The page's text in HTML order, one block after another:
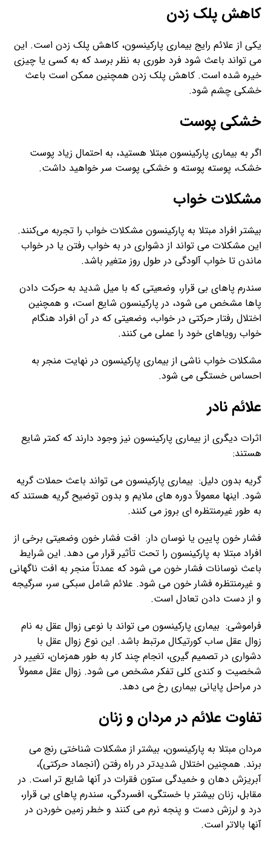
کاهش پلک زدن
یکی از علائم رایج بیماری پارکینسون، کاهش پلک زدن است. این
می تواند باعث شود فرد طوری به نظر برسد که به کسی یا چیزی
خیره شده است. کاهش پلک زدن همچنین ممکن است باعث
خشکی چشم شود.
خشکی پوست
اگر به بیماری پارکینسون مبتلا هستید، به احتمال زیاد پوست
خشک، پوسته پوسته و خشکی پوست سر خواهید داشت.
مشکلات خواب
بیشتر افراد مبتلا به پارکینسون مشکلات خواب را تجربه می‌کنند.
این مشکلات می تواند از دشواری در به خواب رفتن یا در خواب
ماندن تا خواب آلودگی در طول روز متغیر باشد.
سندرم پاهای بی قرار، وضعیتی که با میل شدید به حرکت دادن
پاها مشخص می شود، در پارکینسون شایع است، و همچنین
اختلال رفتار حرکتی در خواب، وضعیتی که در آن افراد هنگام
خواب رویاهای خود را عملی می کنند.
مشکلات خواب ناشی از بیماری پارکینسون در نهایت منجر به
احساس خستگی می شود.
علائم نادر
اثرات دیگری از بیماری پارکینسون نیز وجود دارند که کمتر شایع
هستند:
گریه بدون دلیل: بیماری پارکینسون می تواند باعث حملات گریه
شود. اینها معمولاً دوره های ملایم و بدون توضیح گریه هستند که
به طور غیرمنتظره ای بروز می کنند.
فشار خون پایین یا نوسان دار: افت فشار خون وضعیتی برخی از
افراد مبتلا به پارکینسون را تحت تأثیر قرار می دهد. این شرایط
باعث نوسانات فشار خون می شود که عمدتاً منجر به افت ناگهانی
و غیرمنتظره فشار خون می شود. علائم شامل سبکی سر، سرگیجه
و از دست دادن تعادل است.
فراموشی: بیماری پارکینسون می تواند با نوعی زوال عقل به نام
زوال عقل ساب کورتیکال مرتبط باشد. این نوع زوال عقل با
دشواری در تصمیم گیری، انجام چند کار به طور همزمان، تغییر در
شخصیت و کندی کلی تفکر مشخص می شود. زوال عقل معمولاً
در مراحل پایانی بیماری رخ می دهد.
تفاوت علائم در مردان و زنان
مردان مبتلا به پارکینسون، بیشتر از مشکلات شناختی رنج می
برند. همچنین اختلال شدیدتر در راه رفتن (انجماد حرکتی)،
آبریزش دهان و خمیدگی ستون فقرات در آنها شایع تر است. در
مقابل، زنان بیشتر با خستگی، افسردگی، سندرم پاهای بی قرار،
درد و لرزش دست و پنجه نرم می کنند و خطر زمین خوردن در
آنها بالاتر است.